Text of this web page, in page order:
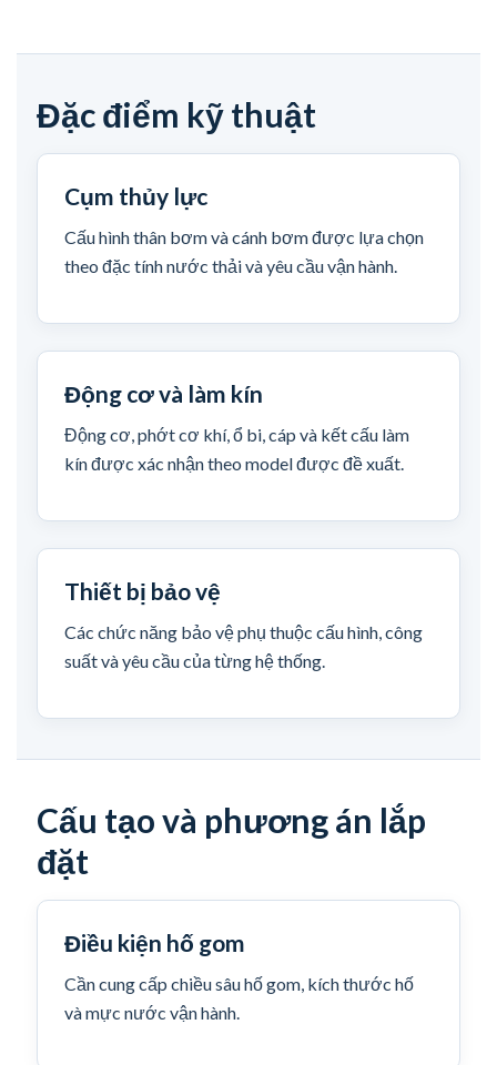
Đặc điểm kỹ thuật
Cụm thủy lực
Cấu hình thân bơm và cánh bơm được lựa chọn
theo đặc tính nước thải và yêu cầu vận hành.
Động cơ và làm kín
Động cơ, phớt cơ khí, ổ bi, cáp và kết cấu làm
kín được xác nhận theo model được đề xuất.
Thiết bị bảo vệ
Các chức năng bảo vệ phụ thuộc cấu hình, công
suất và yêu cầu của từng hệ thống.
Cấu tạo và phương án lắp
đặt
Điều kiện hố gom
Cần cung cấp chiều sâu hố gom, kích thước hố
và mực nước vận hành.